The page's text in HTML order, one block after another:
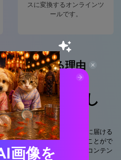
スに変換するオンラインツ
ールです。
に変換する理由
りアクセスし
テンツをより多くの視聴者に届ける
障害のある人や音量を上げることがで
を読むことができ、字幕付きコンテン
画像を